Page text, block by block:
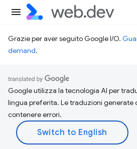
Grazie per aver seguito Google I/O.
demand.
Google utilizza la tecnologia AI per
lingua preferita. Le traduzioni generate
contenere errori.